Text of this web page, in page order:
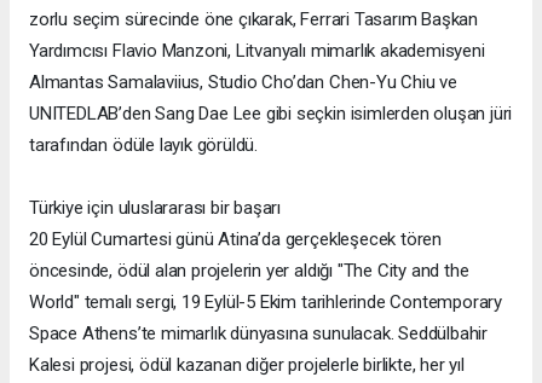
zorlu seçim sürecinde öne çıkarak, Ferrari Tasarım Başkan
Yardımcısı Flavio Manzoni, Litvanyalı mimarlık akademisyeni
Almantas Samalaviius, Studio Cho’dan Chen-Yu Chiu ve
UNITEDLAB’den Sang Dae Lee gibi seçkin isimlerden oluşan jüri
tarafından ödüle layık görüldü.
Türkiye için uluslararası bir başarı
20 Eylül Cumartesi günü Atina’da gerçekleşecek tören
öncesinde, ödül alan projelerin yer aldığı "The City and the
World" temalı sergi, 19 Eylül-5 Ekim tarihlerinde Contemporary
Space Athens’te mimarlık dünyasına sunulacak. Seddülbahir
Kalesi projesi, ödül kazanan diğer projelerle birlikte, her yıl